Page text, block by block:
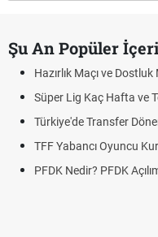
Şu An Popüler
Hazırlık Maçı ve
Süper Lig Kaç Hafta ve
Türkiye'de Transfer
TFF Yabancı Oyuncu
PFDK Nedir? PFDK